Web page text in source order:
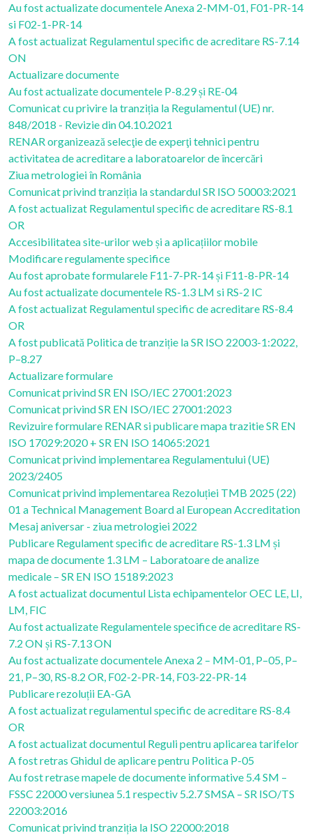
Au fost actualizate documentele Anexa 2-MM-01, F01-PR-14
si F02-1-PR-14
A fost actualizat Regulamentul specific de acreditare RS-7.14
ON
Actualizare documente
Au fost actualizate documentele P-8.29 și RE-04
Comunicat cu privire la tranziția la Regulamentul (UE) nr.
848/2018 - Revizie din 04.10.2021
RENAR organizează selecţie de experţi tehnici pentru
activitatea de acreditare a laboratoarelor de încercări
Ziua metrologiei în România
Comunicat privind tranziția la standardul SR ISO 50003:2021
A fost actualizat Regulamentul specific de acreditare RS-8.1
OR
Accesibilitatea site-urilor web și a aplicațiilor mobile
Modificare regulamente specifice
Au fost aprobate formularele F11-7-PR-14 și F11-8-PR-14
Au fost actualizate documentele RS-1.3 LM si RS-2 IC
A fost actualizat Regulamentul specific de acreditare RS-8.4
OR
A fost publicată Politica de tranziție la SR ISO 22003-1:2022,
P–8.27
Actualizare formulare
Comunicat privind SR EN ISO/IEC 27001:2023
Comunicat privind SR EN ISO/IEC 27001:2023
Revizuire formulare RENAR si publicare mapa trazitie SR EN
ISO 17029:2020 + SR EN ISO 14065:2021
Comunicat privind implementarea Regulamentului (UE)
2023/2405
Comunicat privind implementarea Rezoluției TMB 2025 (22)
01 a Technical Management Board al European Accreditation
Mesaj aniversar - ziua metrologiei 2022
Publicare Regulament specific de acreditare RS-1.3 LM și
mapa de documente 1.3 LM – Laboratoare de analize
medicale – SR EN ISO 15189:2023
A fost actualizat documentul Lista echipamentelor OEC LE, LI,
LM, FIC
Au fost actualizate Regulamentele specifice de acreditare RS-
7.2 ON și RS-7.13 ON
Au fost actualizate documentele Anexa 2 – MM-01, P–05, P–
21, P–30, RS-8.2 OR, F02-2-PR-14, F03-22-PR-14
Publicare rezoluții EA-GA
A fost actualizat regulamentul specific de acreditare RS-8.4
OR
A fost actualizat documentul Reguli pentru aplicarea tarifelor
A fost retras Ghidul de aplicare pentru Politica P-05
Au fost retrase mapele de documente informative 5.4 SM –
FSSC 22000 versiunea 5.1 respectiv 5.2.7 SMSA – SR ISO/TS
22003:2016
Comunicat privind tranziția la ISO 22000:2018